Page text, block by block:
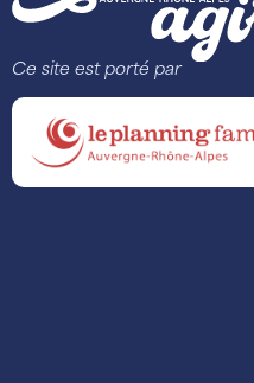
Ce site est porté par